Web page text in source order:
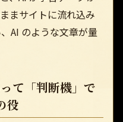
まサイトに流れ込み
AI のような文章が量
て「判断機」で
役